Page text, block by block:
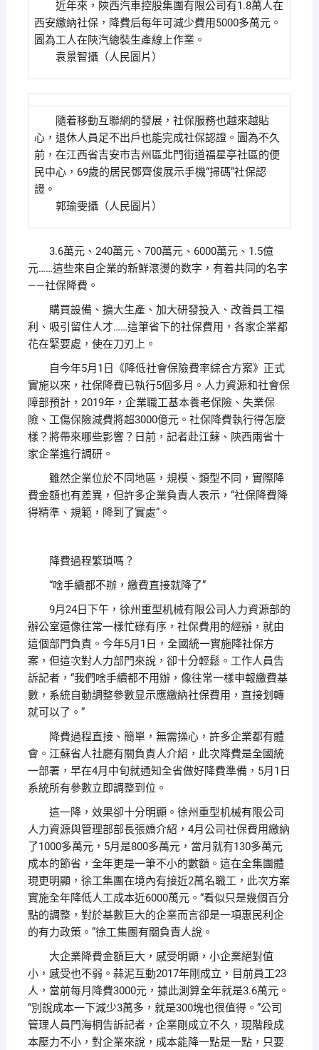
近年來，陝西汽車控股集團有限公司有1.8萬人在
西安繳納社保，降費后每年可減少費用5000多萬元。
圖為工人在陝汽總裝生產線上作業。
袁景智攝（人民圖片）
隨着移動互聯網的發展，社保服務也越來越貼
心，退休人員足不出戶也能完成社保認證。圖為不久
前，在江西省吉安市吉州區北門街道福星亭社區的便
民中心，69歲的居民鄧齊俊展示手機“掃碼”社保認
證。
郭瑜雯攝（人民圖片）
3.6萬元、240萬元、700萬元、6000萬元、1.5億
元……這些來自企業的新鮮滾燙的数字，有着共同的名字
——社保降費。
購買設備、擴大生產、加大研發投入、改善員工福
利、吸引留住人才……這筆省下的社保費用，各家企業都
花在緊要處，使在刀刃上。
自今年5月1日《降低社會保險費率綜合方案》正式
實施以來，社保降費已執行5個多月。人力資源和社會保
障部預計，2019年，企業職工基本養老保險、失業保
險、工傷保險減費將超3000億元。社保降費執行得怎麼
樣？將帶來哪些影響？日前，記者赴江蘇、陝西兩省十
家企業進行調研。
雖然企業位於不同地區，規模、類型不同，實際降
費金額也有差異，但許多企業負責人表示，“社保降費降
得精準、規範，降到了實處”。
降費過程繁瑣嗎？
“啥手續都不辦，繳費直接就降了”
9月24日下午，徐州重型机械有限公司人力資源部的
辦公室還像往常一樣忙碌有序，社保費用的經辦，就由
這個部門負責。今年5月1日，全國統一實施降社保方
案，但這次對人力部門來說，卻十分輕鬆。工作人員告
訴記者，“我們啥手續都不用辦，像往常一樣申報繳費基
數，系統自動調整參數显示應繳納社保費用，直接划轉
就可以了。”
降費過程直接、簡單，無需操心，許多企業都有體
會。江蘇省人社廳有關負責人介紹，此次降費是全國統
一部署，早在4月中旬就通知全省做好降費準備，5月1日
系統所有參數立即調整到位。
這一降，效果卻十分明顯。徐州重型机械有限公司
人力資源與管理部部長張嬌介紹，4月公司社保費用繳納
了1000多萬元，5月是800多萬元，當月就有130多萬元
成本的節省，全年更是一筆不小的數額。這在全集團體
現更明顯，徐工集團在境內有接近2萬名職工，此次方案
實施全年降低人工成本近6000萬元。“看似只是幾個百分
點的調整，對於基數巨大的企業而言卻是一項惠民利企
的有力政策。”徐工集團有關負責人說。
大企業降費金額巨大，感受明顯，小企業絕對值
小，感受也不弱。蒜泥互動2017年剛成立，目前員工23
人，當前每月降費3000元，據此測算全年就是3.6萬元。
“別說成本一下減少3萬多，就是300塊也很值得。”公司
管理人員門海桐告訴記者，企業剛成立不久，現階段成
本壓力不小，對企業來說，成本能降一點是一點，只要